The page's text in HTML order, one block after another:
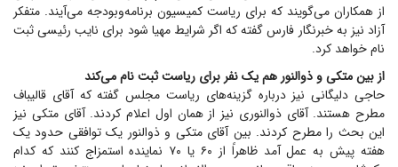
از همکاران می‌گویند که برای ریاست کمیسیون برنامه‌وبودجه می‌آیند. متفکر
آزاد نیز به خبرنگار فارس گفته که اگر شرایط مهیا شود برای نایب رئیسی ثبت
نام خواهد کرد.
از بین متکی و ذوالنور هم یک نفر برای ریاست ثبت نام می‌کند
حاجی دلیگانی نیز درباره گزینه‌های ریاست مجلس گفته که آقای قالیباف
مطرح هستند. آقای ذوالنوری نیز از همان اول اعلام کردند. آقای متکی نیز
این بحث را مطرح کردند. بین آقای متکی و ذوالنور یک توافقی حدود یک
هفته پیش به عمل آمد ظاهراً از ۶۰ یا ۷۰ نماینده استمزاج کنند که کدام